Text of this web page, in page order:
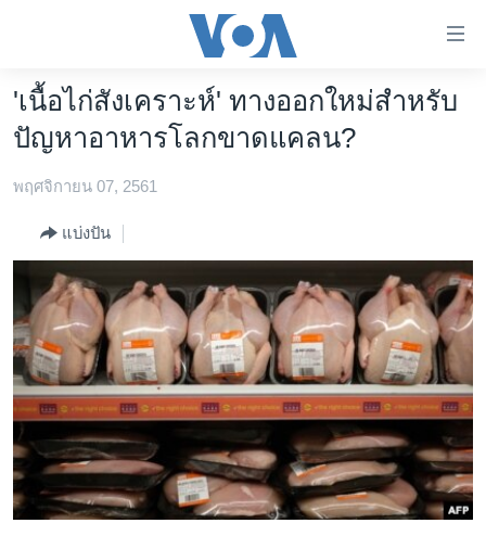
ต่อ
ข้าม
ไป
เนื้อหา
ไป
หลัก
ข้าม
การ
ค้นหา
หน้าหลัก
โลก
เอเชีย
สหรัฐฯ
ธุรกิจ
วิทยาศาสตร์
สังคมและสุขภาพ
ไลฟ์สไตล์
ตรวจสอบข่าว
เรียนรู้ภาษาอังกฤษ
'เนื้อไก่สังเคราะห์' ทางออกใหม่สำหรับ
ปัญหาอาหารโลกขาดแคลน?
พฤศจิกายน 07, 2561
แบ่งปัน